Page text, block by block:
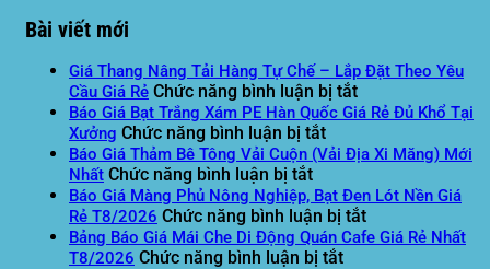
Bài viết mới
Giá Thang Nâng Tải Hàng Tự Chế – Lắp Đặt Theo Yêu
Cầu Giá Rẻ Chức năng bình luận bị tắtở
Giá
Nâng
Hàng
Tự
Chế
Báo Giá Bạt Trắng Xám PE Hàn Quốc Giá Rẻ Đủ Khổ Tại
Xưởng Chức năng bình luận bị tắtở
Báo
Bạt
Trắng
Xám
PE
Báo Giá Thảm Bê Tông Vải Cuộn (Vải Địa Xi Măng) Mới
Nhất Chức năng bình luận bị tắtở
Báo
Giá
Thảm
Bê
Báo Giá Màng Phủ Nông Nghiệp, Bạt Đen Lót Nền Giá
Rẻ T8/2026 Chức năng bình luận bị tắtở
Báo
Bảng Báo Giá Mái Che Di Động Quán Cafe Giá Rẻ Nhất
T8/2026 Chức năng bình luận bị tắtở